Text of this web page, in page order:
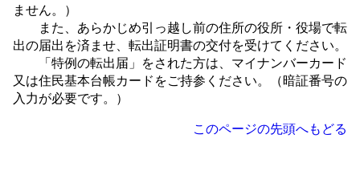
ません。）
また、あらかじめ引っ越し前の住所の役所・役場で転
出の届出を済ませ、転出証明書の交付を受けてください。
「特例の転出届」をされた方は、マイナンバーカード
又は住民基本台帳カードをご持参ください。（暗証番号の
入力が必要です。）
このページの先頭へもどる